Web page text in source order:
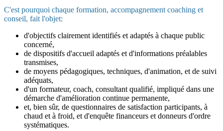
C'est pourquoi chaque formation, accompagnement coaching et
conseil, fait l'objet:
d'objectifs clairement identifiés et adaptés à chaque public
concerné,
de dispositifs d'accueil adaptés et d'informations préalables
transmises,
de moyens pédagogiques, techniques, d'animation, et de suivi
adéquats,
d'un formateur, coach, consultant qualifié, impliqué dans une
démarche d'amélioration continue permanente,
et, bien sûr, de questionnaires de satisfaction participants, à
chaud et à froid, et d'enquête financeurs et donneurs d'ordre
systématiques.